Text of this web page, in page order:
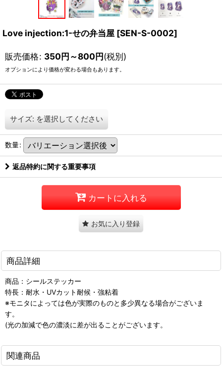
Love injection:1-せの弁当屋 [SEN-S-0002]
販売価格: 350円～800円(税別)
オプションにより価格が変わる場合もあります。
サイズ: を選択してください
数量:
返品特約に関する重要事項
カートに入れる
お気に入り登録
商品詳細
商品：シールステッカー
特長：耐水・UVカット耐候・強粘着
※モニタによっては色が実際のものと多少異なる場合がございま
す。
(光の加減で色の濃淡に差が出ることがございます。
関連商品